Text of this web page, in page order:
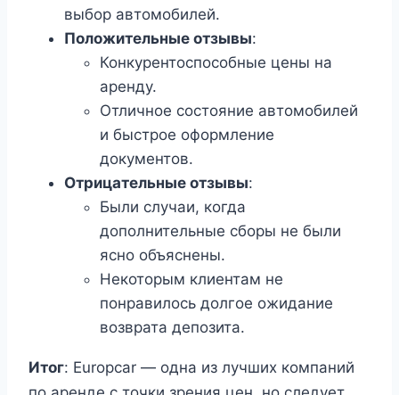
выбор автомобилей.
Положительные отзывы:
Конкурентоспособные цены на
аренду.
Отличное состояние автомобилей
и быстрое оформление
документов.
Отрицательные отзывы:
Были случаи, когда
дополнительные сборы не были
ясно объяснены.
Некоторым клиентам не
понравилось долгое ожидание
возврата депозита.
Итог: Europcar — одна из лучших компаний